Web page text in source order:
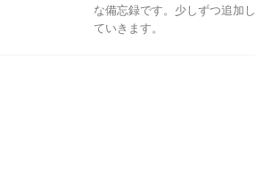
な備忘録です。少しずつ追加し
ていきます。